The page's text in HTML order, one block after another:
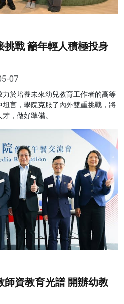
戰 籲年輕人積極投身
07
於培養未來幼兒教育工作者的高等
言，學院克服了內外雙重挑戰，將
，做好準備。
資教育光譜 開辦幼教